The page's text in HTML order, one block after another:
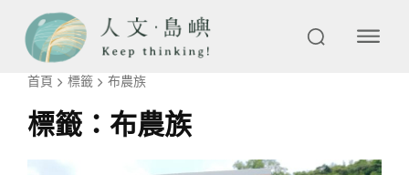
首頁 標籤 布農族
標籤： 布農族